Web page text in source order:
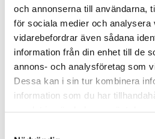
och annonserna till användarna,
för sociala medier och analysera
vidarebefordrar även sådana
information från din enhet till de
annons- och analysföretag som
Dessa kan i sin tur kombinera
information som du har
OSCAR & CLOTHILDE